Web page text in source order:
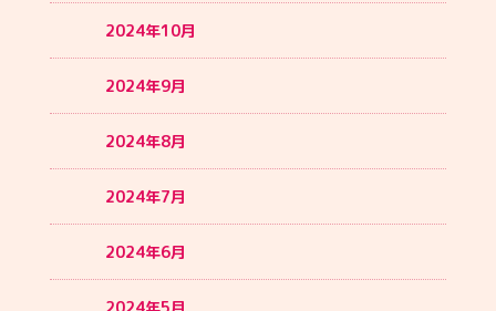
2024年10月
2024年9月
2024年8月
2024年7月
2024年6月
2024年5月